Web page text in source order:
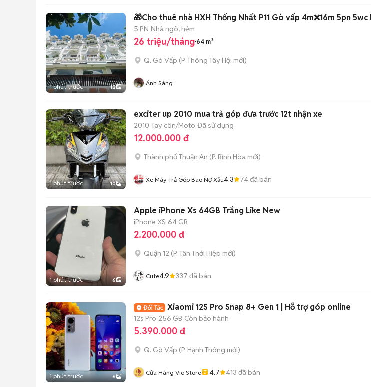
1 phút trước 12
🎁Cho thuê nhà HXH Thống Nhất P11 Gò vấp 4m❌16m 5pn
5 PN Nhà ngõ, hẻm
26 triệu/tháng 64 m²
Q. Gò Vấp (P. Thông Tây Hội mới)
Ánh Sáng
1 phút trước 10
exciter up 2010 mua trả góp đưa trước 12t nhận xe
2010 Tay côn/Moto Đã sử dụng
12.000.000 đ
Thành phố Thuận An (P. Bình Hòa mới)
Xe Máy Trả Góp Bao Nợ Xấu4.3 74đã bán
1 phút trước 6
Apple iPhone Xs 64GB Trắng Like New
iPhone XS 64 GB
2.200.000 đ
Quận 12 (P. Tân Thới Hiệp mới)
Cute4.9 337 đã bán
1 phút trước 6
Xiaomi 12S Pro Snap 8+ Gen 1 | Hỗ trợ góp online
12s Pro 256 GB Còn bảo hành
5.390.000 đ
Q. Gò Vấp (P. Hạnh Thông mới)
Cửa Hàng Vio Store 4.7 413 đã bán